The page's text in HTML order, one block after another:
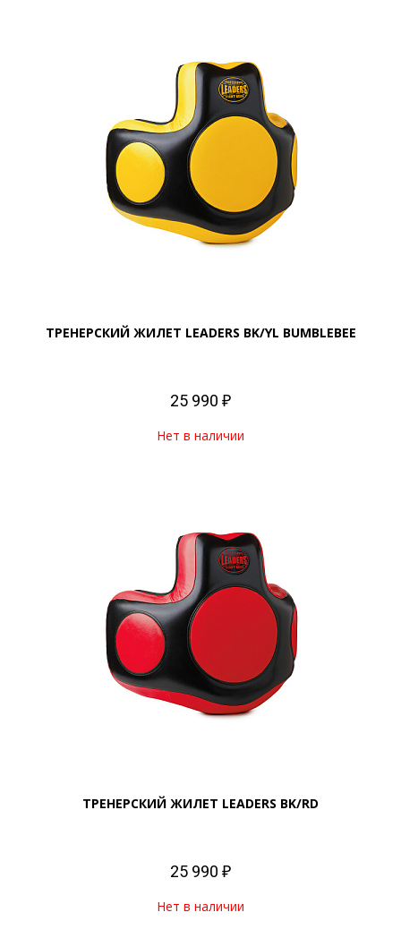
ТРЕНЕРСКИЙ ЖИЛЕТ LEADERS BK/YL BUMBLEBEE
25 990 ₽
Нет в наличии
ТРЕНЕРСКИЙ ЖИЛЕТ LEADERS BK/RD
25 990 ₽
Нет в наличии